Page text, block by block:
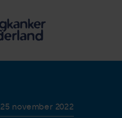
25 november 2022